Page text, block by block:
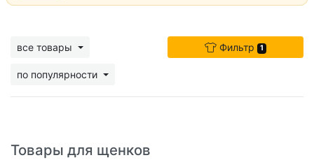
все товары
по популярности
Фильтр 1
Товары для щенков